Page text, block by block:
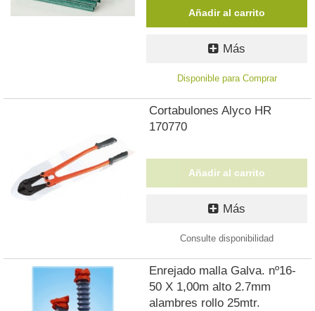
Añadir al carrito
Más
Disponible para Comprar
Cortabulones Alyco HR
170770
Añadir al carrito
Más
Consulte disponibilidad
Enrejado malla Galva. nº16-
50 X 1,00m alto 2.7mm
alambres rollo 25mtr.